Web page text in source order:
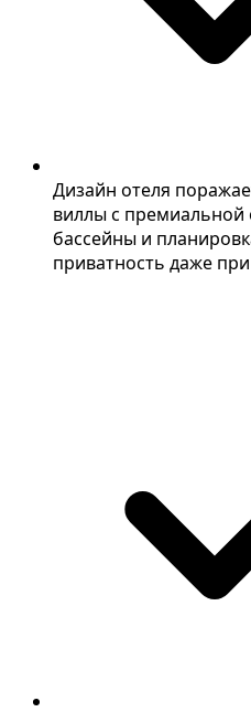
Дизайн отеля
виллы с премиальной
бассейны и
приватность даже